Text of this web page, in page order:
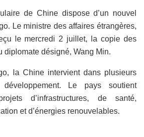
de Chine dispose d’un nouvel
Le ministre des affaires étrangères,
le mercredi 2 juillet, la copie des
diplomate désigné, Wang Min.
la Chine intervient dans plusieurs
Le pays soutient
d’infrastructures, de santé,
et d’énergies renouvelables.